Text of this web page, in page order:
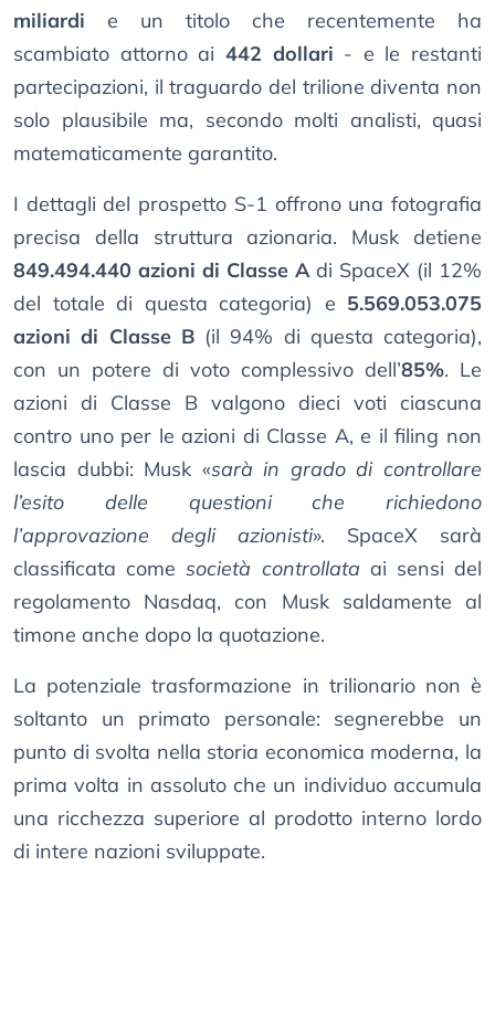
miliardi e un titolo che recentemente ha
scambiato attorno ai 442 dollari - e le restanti
partecipazioni, il traguardo del trilione diventa non
solo plausibile ma, secondo molti analisti, quasi
matematicamente garantito.
I dettagli del prospetto S-1 offrono una fotografia
precisa della struttura azionaria. Musk detiene
849.494.440 azioni di Classe Adi SpaceX (il 12%
del totale di questa categoria) e 5.569.053.075
azioni di Classe B(il 94% di questa categoria),
con un potere di voto complessivo dell’85%. Le
azioni di Classe B valgono dieci voti ciascuna
contro uno per le azioni di Classe A, e il filing non
lascia dubbi: Musk «sarà in grado di controllare
l’esito delle questioni che richiedono
l’approvazione degli azionisti». SpaceX sarà
classificata comesocietà controllata ai sensi del
regolamento Nasdaq, con Musk saldamente al
timone anche dopo la quotazione.
La potenziale trasformazione in trilionario non è
soltanto un primato personale: segnerebbe un
punto di svolta nella storia economica moderna, la
prima volta in assoluto che un individuo accumula
una ricchezza superiore al prodotto interno lordo
di intere nazioni sviluppate.